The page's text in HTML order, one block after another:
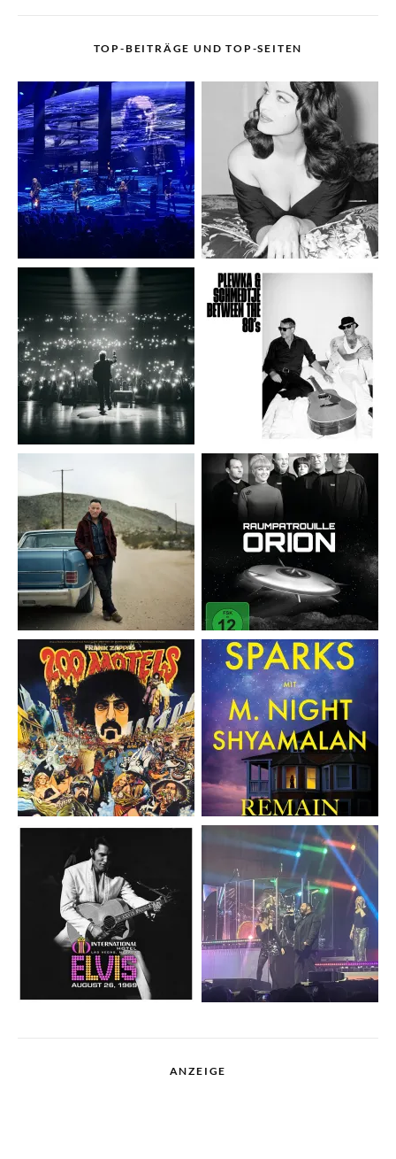
TOP-BEITRÄGE UND TOP-SEITEN
ANZEIGE